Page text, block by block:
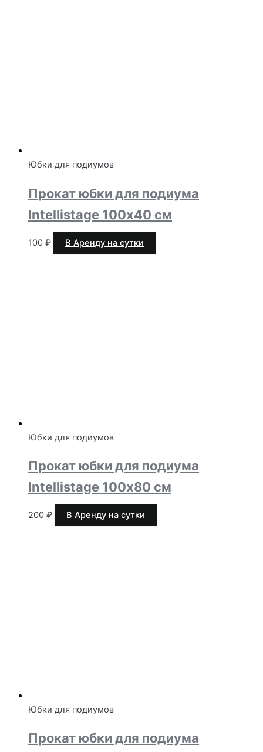
Юбки для подиумов
Прокат юбки для подиума
Intellistage 100х40 см
100 ₽ В Аренду на сутки
Юбки для подиумов
Прокат юбки для подиума
Intellistage 100х80 см
200 ₽ В Аренду на сутки
Юбки для подиумов
Прокат юбки для подиума